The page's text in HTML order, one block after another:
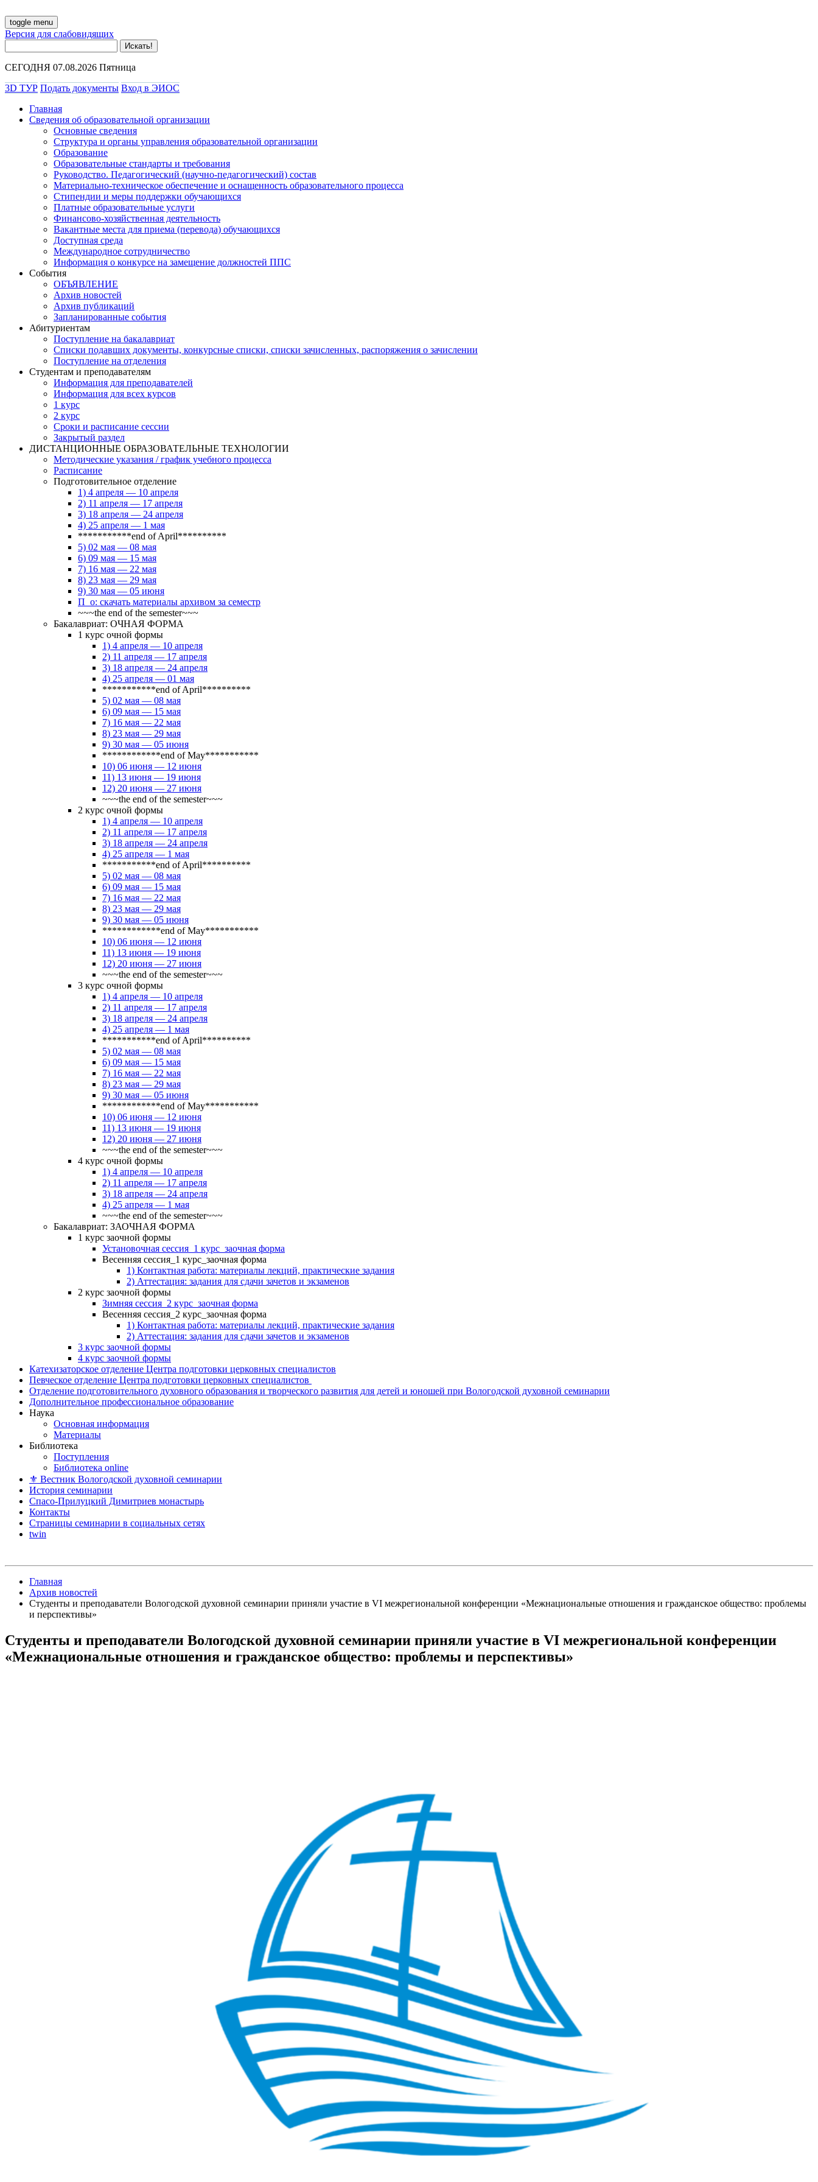
toggle menu
Версия для слабовидящих
СЕГОДНЯ 07.08.2026 Пятница
3D ТУР Подать документы Вход в ЭИОС
Главная
Сведения об образовательной организации
Основные сведения
Структура и органы управления образовательной организации
Образование
Образовательные стандарты и требования
Руководство. Педагогический (научно-педагогический) состав
Материально-техническое обеспечение и оснащенность образовательного процесса
Стипендии и меры поддержки обучающихся
Платные образовательные услуги
Финансово-хозяйственная деятельность
Вакантные места для приема (перевода) обучающихся
Доступная среда
Международное сотрудничество
Информация о конкурсе на замещение должностей ППС
События
ОБЪЯВЛЕНИЕ
Архив новостей
Архив публикаций
Запланированные события
Абитуриентам
Поступление на бакалавриат
Списки подавших документы, конкурсные списки, списки зачисленных, распоряжения о зачислении
Поступление на отделения
Студентам и преподавателям
Информация для преподавателей
Информация для всех курсов
1 курс
2 курс
Сроки и расписание сессии
Закрытый раздел
ДИСТАНЦИОННЫЕ ОБРАЗОВАТЕЛЬНЫЕ ТЕХНОЛОГИИ
Методические указания / график учебного процесса
Расписание
Подготовительное отделение
1) 4 апреля — 10 апреля
2) 11 апреля — 17 апреля
3) 18 апреля — 24 апреля
4) 25 апреля — 1 мая
***********end of April**********
5) 02 мая — 08 мая
6) 09 мая — 15 мая
7) 16 мая — 22 мая
8) 23 мая — 29 мая
9) 30 мая — 05 июня
П_о: скачать материалы архивом за семестр
~~~the end of the semester~~~
Бакалавриат: ОЧНАЯ ФОРМА
1 курс очной формы
1) 4 апреля — 10 апреля
2) 11 апреля — 17 апреля
3) 18 апреля — 24 апреля
4) 25 апреля — 01 мая
***********end of April**********
5) 02 мая — 08 мая
6) 09 мая — 15 мая
7) 16 мая — 22 мая
8) 23 мая — 29 мая
9) 30 мая — 05 июня
************end of May***********
10) 06 июня — 12 июня
11) 13 июня — 19 июня
12) 20 июня — 27 июня
~~~the end of the semester~~~
2 курс очной формы
1) 4 апреля — 10 апреля
2) 11 апреля — 17 апреля
3) 18 апреля — 24 апреля
4) 25 апреля — 1 мая
***********end of April**********
5) 02 мая — 08 мая
6) 09 мая — 15 мая
7) 16 мая — 22 мая
8) 23 мая — 29 мая
9) 30 мая — 05 июня
************end of May***********
10) 06 июня — 12 июня
11) 13 июня — 19 июня
12) 20 июня — 27 июня
~~~the end of the semester~~~
3 курс очной формы
1) 4 апреля — 10 апреля
2) 11 апреля — 17 апреля
3) 18 апреля — 24 апреля
4) 25 апреля — 1 мая
***********end of April**********
5) 02 мая — 08 мая
6) 09 мая — 15 мая
7) 16 мая — 22 мая
8) 23 мая — 29 мая
9) 30 мая — 05 июня
************end of May***********
10) 06 июня — 12 июня
11) 13 июня — 19 июня
12) 20 июня — 27 июня
~~~the end of the semester~~~
4 курс очной формы
1) 4 апреля — 10 апреля
2) 11 апреля — 17 апреля
3) 18 апреля — 24 апреля
4) 25 апреля — 1 мая
~~~the end of the semester~~~
Бакалавриат: ЗАОЧНАЯ ФОРМА
1 курс заочной формы
Установочная сессия_1 курс_заочная форма
Весенняя сессия_1 курс_заочная форма
1) Контактная работа: материалы лекций, практические задания
2) Аттестация: задания для сдачи зачетов и экзаменов
2 курс заочной формы
Зимняя сессия_2 курс_заочная форма
Весенняя сессия_2 курс_заочная форма
1) Контактная работа: материалы лекций, практические задания
2) Аттестация: задания для сдачи зачетов и экзаменов
3 курс заочной формы
4 курс заочной формы
Катехизаторское отделение Центра подготовки церковных специалистов
Певческое отделение Центра подготовки церковных специалистов
Отделение подготовительного духовного образования и творческого развития для детей и юношей при Вологодской духовной семинарии
Дополнительное профессиональное образование
Наука
Основная информация
Материалы
Библиотека
Поступления
Библиотека online
⚜ Вестник Вологодской духовной семинарии
История семинарии
Спасо-Прилуцкий Димитриев монастырь
Контакты
Страницы семинарии в социальных сетях
twin
Главная
Архив новостей
Студенты и преподаватели Вологодской духовной семинарии приняли участие в VI межрегиональной конференции «Межнациональные отношения и гражданское общество: проблемы
и перспективы»
Студенты и преподаватели Вологодской духовной семинарии приняли участие в VI межрегиональной конференции
«Межнациональные отношения и гражданское общество: проблемы и перспективы»